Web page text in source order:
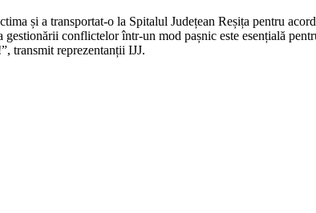
și a transportat-o la Spitalul Județean Reșița pentru
conflictelor într-un mod pașnic este esențială
transmit reprezentanții IJJ.